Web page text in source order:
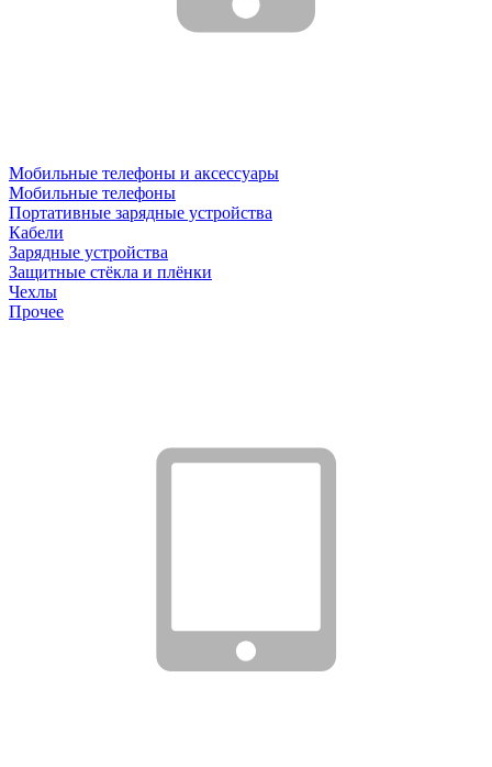
Мобильные телефоны и аксессуары
Мобильные телефоны
Портативные зарядные устройства
Кабели
Зарядные устройства
Защитные стёкла и плёнки
Чехлы
Прочее